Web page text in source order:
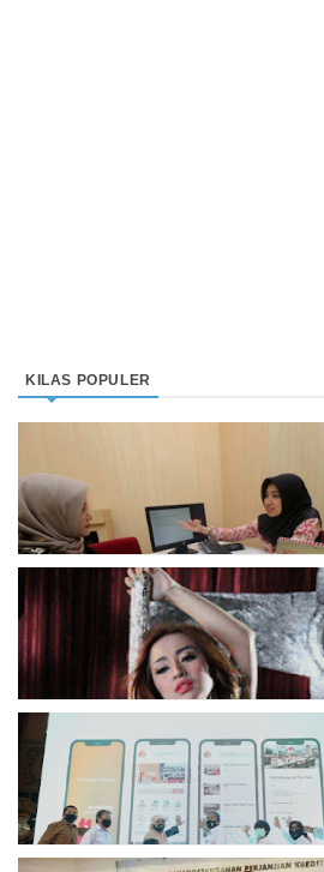
KILAS POPULER
Keuangan Syariah Di Indonesia
Meningkat
Cupi Cupita Luncurkan Single
“Yo Uwis”
Bandung Great Sale 2020 Go
Online Resmi Dimulai